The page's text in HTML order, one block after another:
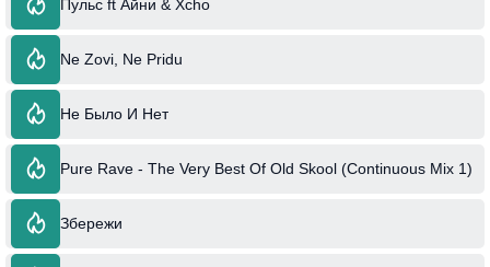
Пульс ft Айни & Xcho
Ne Zovi, Ne Pridu
Не Было И Нет
Pure Rave - The Very Best Of Old Skool (Continuous Mix 1)
Збережи